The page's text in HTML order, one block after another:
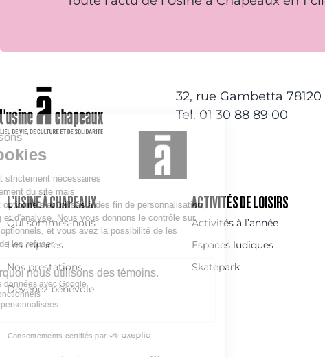
32, rue Gambetta
Tel. 01 30 88 89 00
L’USINE À CHAPEAUX
Qui sommes-nous
Les espaces
Nos prestations
Devenez bénévole
ACTIVITÉS DE LOISIRS
Activités à l’année
Espaces ludiques
Skatepark